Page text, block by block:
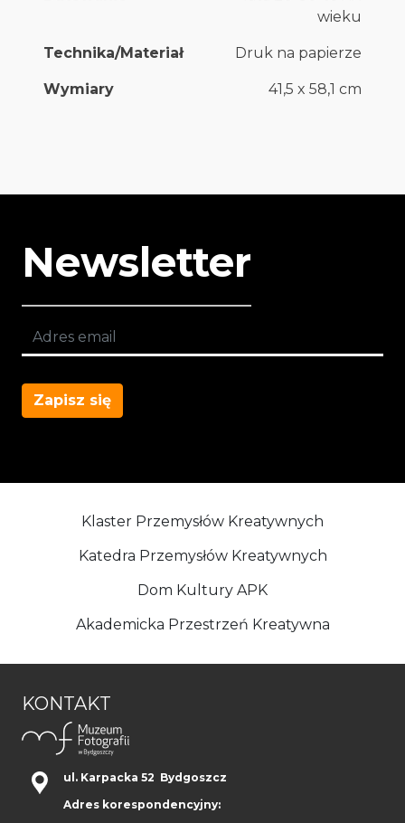
wieku
Technika/Materiał Druk na papierze
Wymiary 41,5 x 58,1 cm
Newsletter
Zapisz się
Klaster Przemysłów Kreatywnych
Katedra Przemysłów Kreatywnych
Dom Kultury APK
Akademicka Przestrzeń Kreatywna
KONTAKT
ul. Karpacka 52 Bydgoszcz
Adres korespondencyjny: